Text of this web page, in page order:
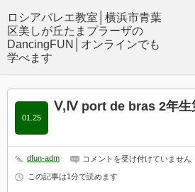
Ⅴ,Ⅳ port de bras 2年生
01.25
dfun-adm
Ⅴ,Ⅳ
de
bras
コメントを受け付けていません
この記事は1分で読めます